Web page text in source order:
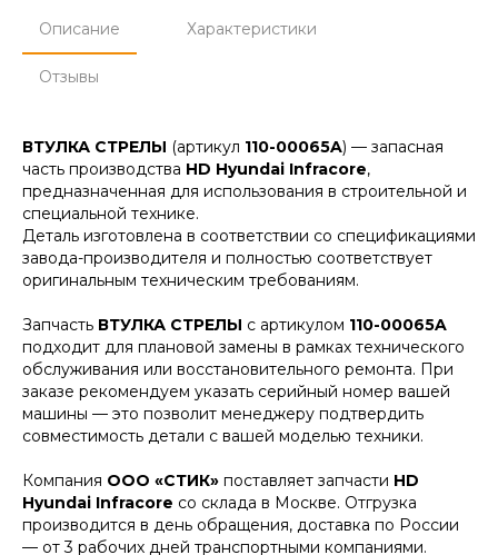
Описание Характеристики
Отзывы
ВТУЛКА СТРЕЛЫ (артикул 110-00065A) — запасная
часть производства HD Hyundai Infracore,
предназначенная для использования в строительной и
специальной технике.
Деталь изготовлена в соответствии со спецификациями
завода-производителя и полностью соответствует
оригинальным техническим требованиям.
Запчасть ВТУЛКА СТРЕЛЫ с артикулом 110-00065A
подходит для плановой замены в рамках технического
обслуживания или восстановительного ремонта. При
заказе рекомендуем указать серийный номер вашей
машины — это позволит менеджеру подтвердить
совместимость детали с вашей моделью техники.
Компания ООО «СТИК» поставляет запчасти HD
Hyundai Infracore со склада в Москве. Отгрузка
производится в день обращения, доставка по России
— от 3 рабочих дней транспортными компаниями.